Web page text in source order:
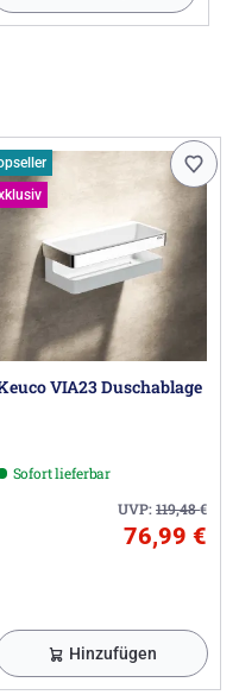
VIA23 Duschablage
Sofort lieferbar
UVP:119,48€
76,99 €
Hinzufügen